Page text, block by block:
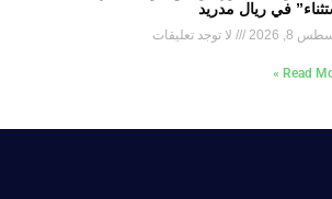
في ريال مدريد
8, 2026 لا توجد تعليقات
Read